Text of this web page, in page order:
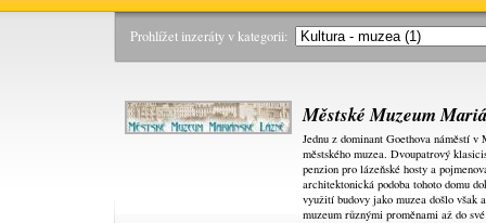
Prohlížet inzeráty v kategorii:
Městské Muzeum
Jednu z dominant Goethova náměstí
městského muzea. Dvoupatrový
penzion pro lázeňské hosty a
architektonická podoba tohoto domu
využití budovy jako muzea došlo však
muzeum různými proměnami až do